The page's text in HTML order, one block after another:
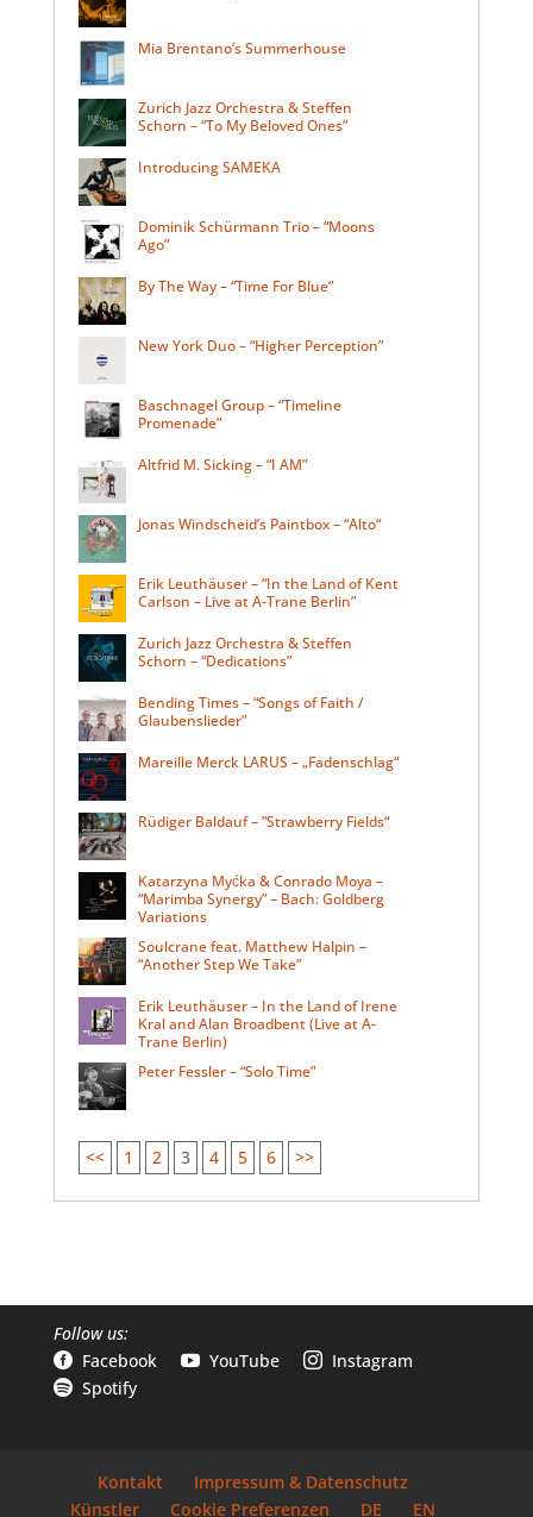
Mia Brentano’s Summerhouse
Zurich Jazz Orchestra & Steffen
Schorn – “To My Beloved Ones”
Introducing SAMEKA
Dominik Schürmann Trio – “Moons
Ago”
By The Way – “Time For Blue”
New York Duo – “Higher Perception”
Baschnagel Group – “Timeline
Promenade”
Altfrid M. Sicking – “I AM”
Jonas Windscheid’s Paintbox – “Alto“
Erik Leuthäuser – “In the Land of Kent
Carlson – Live at A-Trane Berlin”
Zurich Jazz Orchestra & Steffen
Schorn – “Dedications”
Bending Times – “Songs of Faith /
Glaubenslieder”
Mareille Merck LARUS – „Fadenschlag“
Rüdiger Baldauf – ”Strawberry Fields“
Katarzyna Myćka & Conrado Moya –
“Marimba Synergy” – Bach: Goldberg
Variations
Soulcrane feat. Matthew Halpin –
“Another Step We Take”
Erik Leuthäuser – In the Land of Irene
Kral and Alan Broadbent (Live at A-
Trane Berlin)
Peter Fessler – “Solo Time”
<< 1 2 3 4 5 6 >>
Follow us:
 Facebook  YouTube  Instagram
 Spotify
Kontakt
Impressum & Datenschutz
Künstler
Cookie Preferenzen DE EN